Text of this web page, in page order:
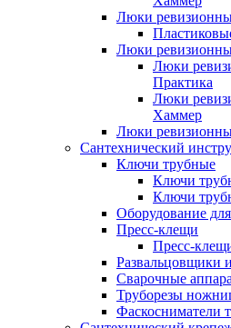
Люки
Люки
Люки
Практика
Люки
Хаммер
Люки
Сантехнический
Ключи трубные
Ключи
Ключи
Оборудование
Пресс-клещи
Пресс-
Развальцовщики
Сварочные
Труборезы
Фаскосниматели